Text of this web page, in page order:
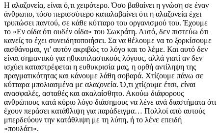
Η αλαζονεία, είναι ό,τι χειρότερο. Όσο βαθαίνει η γνώση σε έναν
άνθρωπο, τόσο περισσότερο καταλαβαίνει ότι η αλαζονεία έχει
τρυπώσει παντού, σε κάθε κύτταρο του οργανισμού του. Έχουμε
το «Εν οίδα ότι ουδέν οίδα» του Σωκράτη. Αυτό, δεν πιστεύω ότι
κανείς το έχει συνειδητοποιήσει. Σα να θέλουμε να το ξορκίσουμε
αισθάνομαι, γι’ αυτόν ακριβώς το λόγο και το λέμε. Και αυτό δεν
είναι σημαντικό για ηθικοπλαστικούς λόγους, αλλά γιατί αν δεν
ισχύει καταστρέφεται η ευθυκρισία μας, η ορθή αντίληψη της
πραγματικότητας και κάνουμε λάθη σοβαρά. Χτίζουμε πάνω σε
κύτταρα μπολιασμένα με αλαζονεία. Ό,τι χτίζουμε έτσι, είναι
ανασφαλές, ασταθές και ακαλαίσθητο. Ακούω διάφορους
ανθρώπους κατά κύριο λόγο διάσημους να λένε ανά διαστήματα ότι
έχουν περάσει κατάθλιψη για παράδειγμα… Πολλοί από αυτούς
μπερδεύουν την κατάθλιψη με τη λύπη, ή το λένε επειδή
«πουλάει».